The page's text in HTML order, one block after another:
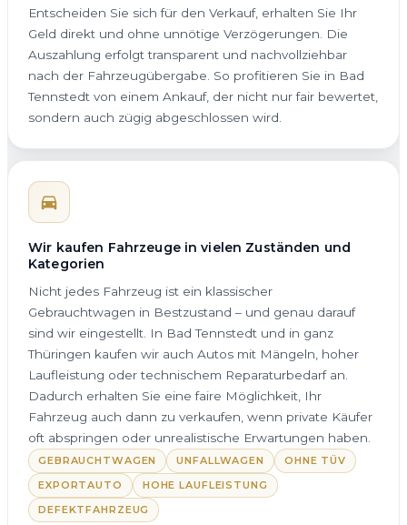
Entscheiden Sie sich für den Verkauf, erhalten Sie Ihr
Geld direkt und ohne unnötige Verzögerungen. Die
Auszahlung erfolgt transparent und nachvollziehbar
nach der Fahrzeugübergabe. So profitieren Sie in Bad
Tennstedt von einem Ankauf, der nicht nur fair bewertet,
sondern auch zügig abgeschlossen wird.
Wir kaufen Fahrzeuge in vielen Zuständen und
Kategorien
Nicht jedes Fahrzeug ist ein klassischer
Gebrauchtwagen in Bestzustand – und genau darauf
sind wir eingestellt. In Bad Tennstedt und in ganz
Thüringen kaufen wir auch Autos mit Mängeln, hoher
Laufleistung oder technischem Reparaturbedarf an.
Dadurch erhalten Sie eine faire Möglichkeit, Ihr
Fahrzeug auch dann zu verkaufen, wenn private Käufer
oft abspringen oder unrealistische Erwartungen haben.
GEBRAUCHTWAGEN UNFALLWAGEN
OHNE TÜV
EXPORTAUTO
HOHE LAUFLEISTUNG
DEFEKTFAHRZEUG